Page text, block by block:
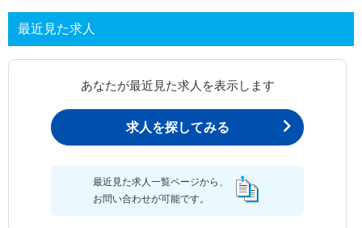
最近見た求人
あなたが最近見た求人を表示します
求人を探してみる
最近見た求人一覧ページから、
お問い合わせが可能です。